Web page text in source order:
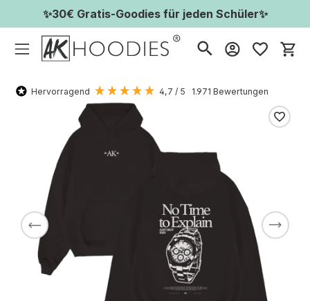
✨30€ Gratis-Goodies für jeden Schüler✨
Hervorragend 4,7 / 5 1.971 Bewertungen